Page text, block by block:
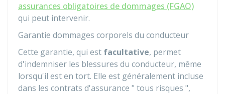
assurances obligatoires de dommages (FGAO)
qui peut intervenir.
Garantie dommages corporels du conducteur
Cette garantie, qui est facultative, permet
d'indemniser les blessures du conducteur, même
lorsqu'il est en tort. Elle est généralement incluse
dans les contrats d'assurance " tous risques ",